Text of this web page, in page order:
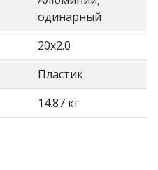
одинарный
20x2.0
Пластик
14.87 кг